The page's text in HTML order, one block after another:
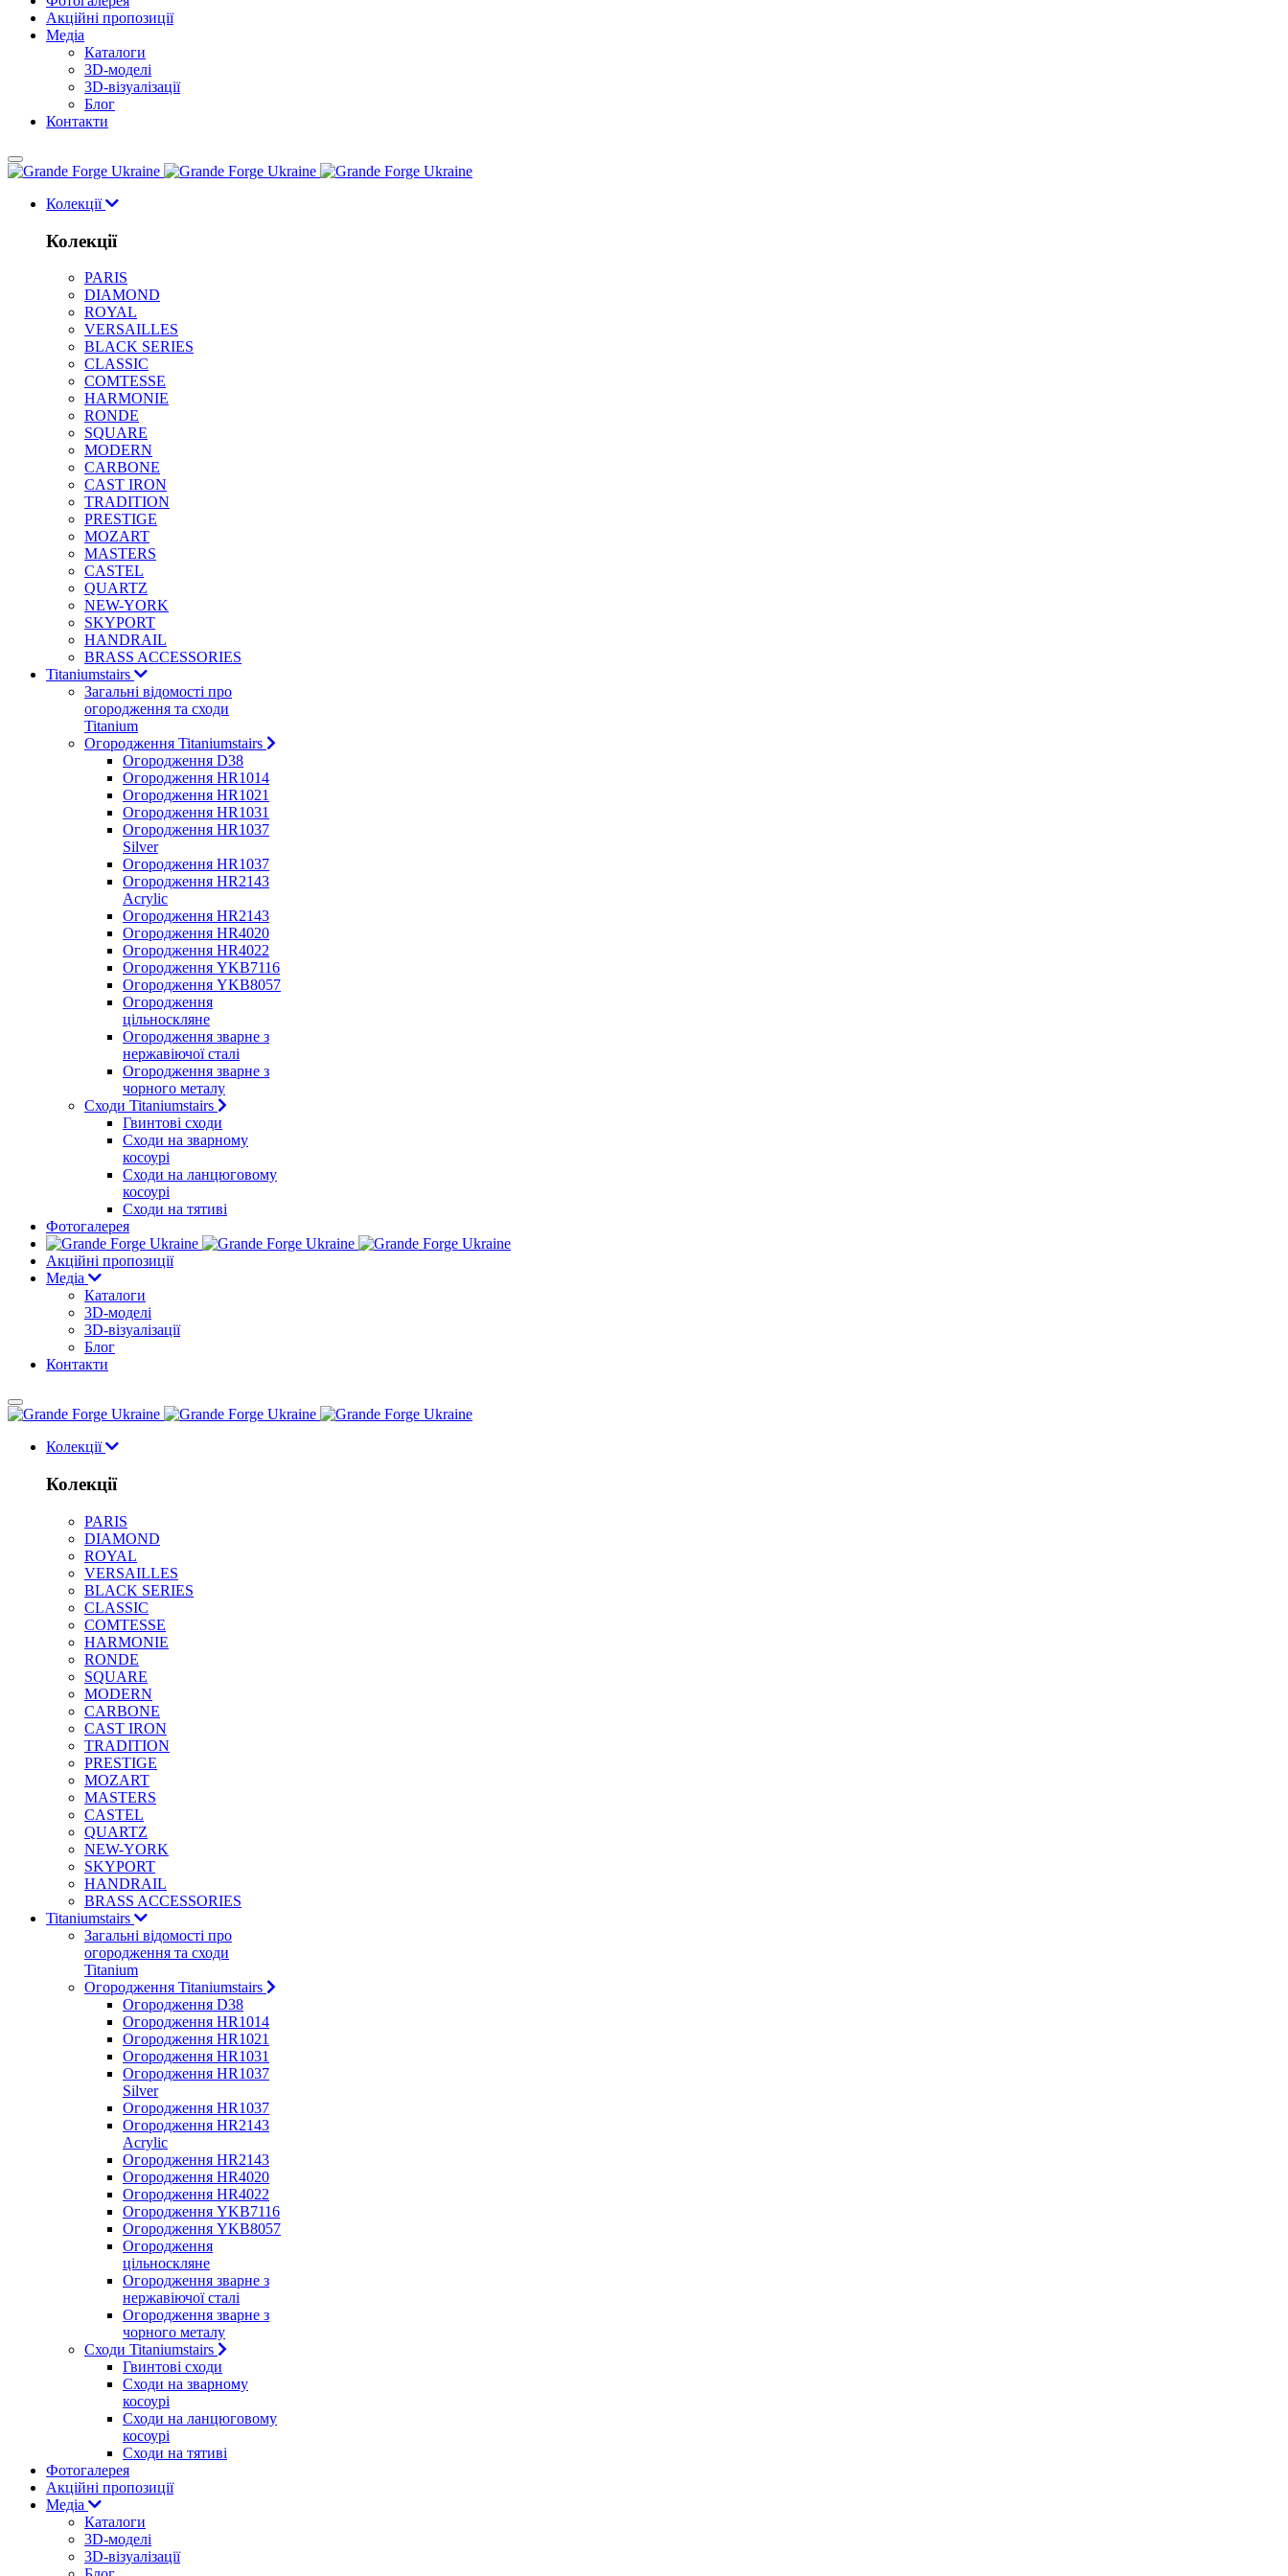
Акційні пропозиції
Медіа
Каталоги
3D-моделі
3D-візуалізації
Блог
Контакти
Колекції
Колекції
PARIS
DIAMOND
ROYAL
VERSAILLES
BLACK SERIES
CLASSIC
COMTESSE
HARMONIE
RONDE
SQUARE
MODERN
CARBONE
CAST IRON
TRADITION
PRESTIGE
MOZART
MASTERS
CASTEL
QUARTZ
NEW-YORK
SKYPORT
HANDRAIL
BRASS ACCESSORIES
Titaniumstairs
Загальні відомості про
огородження та сходи
Titanium
Огородження Titaniumstairs
Огородження D38
Огородження HR1014
Огородження HR1021
Огородження HR1031
Огородження HR1037
Silver
Огородження HR1037
Огородження HR2143
Acrylic
Огородження HR2143
Огородження HR4020
Огородження HR4022
Огородження YKB7116
Огородження YKB8057
Огородження
цільноскляне
Огородження зварне з
нержавіючої сталі
Огородження зварне з
чорного металу
Сходи Titaniumstairs
Гвинтові сходи
Cходи на зварному
косоурі
Сходи на ланцюговому
косоурі
Cходи на тятиві
Фотогалерея
Акційні пропозиції
Медіа
Каталоги
3D-моделі
3D-візуалізації
Блог
Контакти
Колекції
Колекції
PARIS
DIAMOND
ROYAL
VERSAILLES
BLACK SERIES
CLASSIC
COMTESSE
HARMONIE
RONDE
SQUARE
MODERN
CARBONE
CAST IRON
TRADITION
PRESTIGE
MOZART
MASTERS
CASTEL
QUARTZ
NEW-YORK
SKYPORT
HANDRAIL
BRASS ACCESSORIES
Titaniumstairs
Загальні відомості про
огородження та сходи
Titanium
Огородження Titaniumstairs
Огородження D38
Огородження HR1014
Огородження HR1021
Огородження HR1031
Огородження HR1037
Silver
Огородження HR1037
Огородження HR2143
Acrylic
Огородження HR2143
Огородження HR4020
Огородження HR4022
Огородження YKB7116
Огородження YKB8057
Огородження
цільноскляне
Огородження зварне з
нержавіючої сталі
Огородження зварне з
чорного металу
Сходи Titaniumstairs
Гвинтові сходи
Cходи на зварному
косоурі
Сходи на ланцюговому
косоурі
Cходи на тятиві
Фотогалерея
Акційні пропозиції
Медіа
Каталоги
3D-моделі
3D-візуалізації